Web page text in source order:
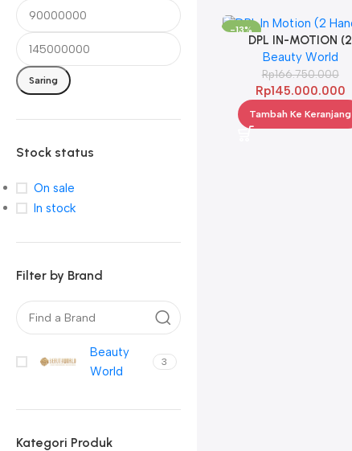
Saring
Stock status
On sale
In stock
Filter by Brand
Beauty
World
3
Kategori Produk
-13%
DPL IN-MOTION (2
HANDLES)
Beauty World
Rp166.750.000
Rp145.000.000
Tambah Ke Keranjang